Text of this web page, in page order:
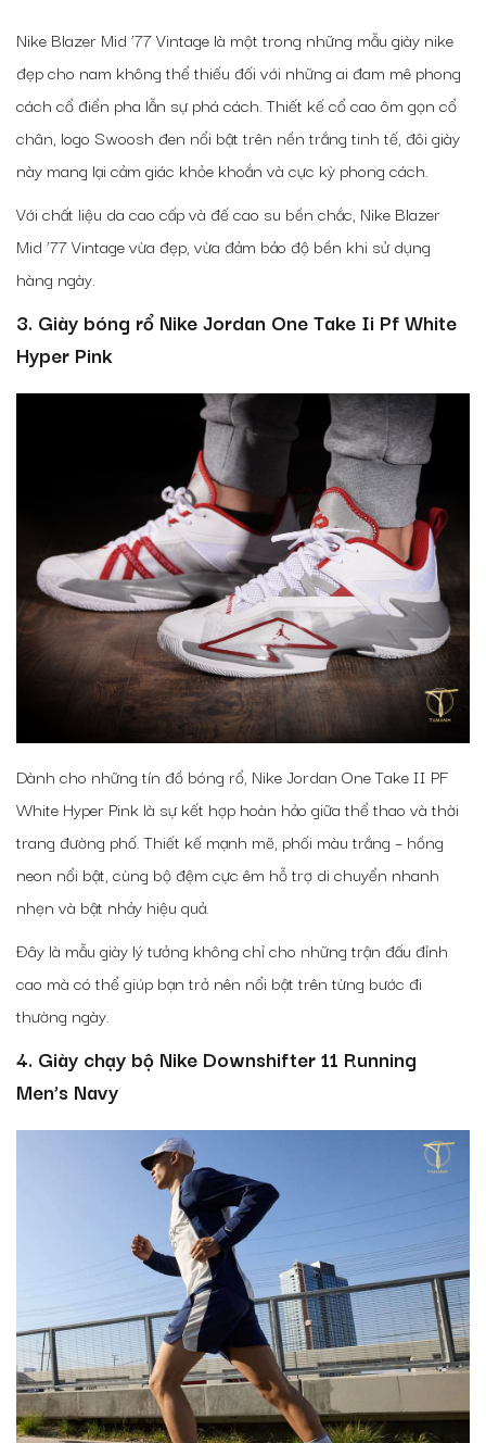
Nike Blazer Mid ’77 Vintage là một trong những mẫu giày nike
đẹp cho nam không thể thiếu đối với những ai đam mê phong
cách cổ điển pha lẫn sự phá cách. Thiết kế cổ cao ôm gọn cổ
chân, logo Swoosh đen nổi bật trên nền trắng tinh tế, đôi giày
này mang lại cảm giác khỏe khoắn và cực kỳ phong cách.
Với chất liệu da cao cấp và đế cao su bền chắc, Nike Blazer
Mid ’77 Vintage vừa đẹp, vừa đảm bảo độ bền khi sử dụng
hàng ngày.
3. Giày bóng rổ Nike Jordan One Take Ii Pf White
Hyper Pink
Dành cho những tín đồ bóng rổ, Nike Jordan One Take II PF
White Hyper Pink là sự kết hợp hoàn hảo giữa thể thao và thời
trang đường phố. Thiết kế mạnh mẽ, phối màu trắng – hồng
neon nổi bật, cùng bộ đệm cực êm hỗ trợ di chuyển nhanh
nhẹn và bật nhảy hiệu quả.
Đây là mẫu giày lý tưởng không chỉ cho những trận đấu đỉnh
cao mà có thể giúp bạn trở nên nổi bật trên từng bước đi
thường ngày.
4. Giày chạy bộ Nike Downshifter 11 Running
Men’s Navy